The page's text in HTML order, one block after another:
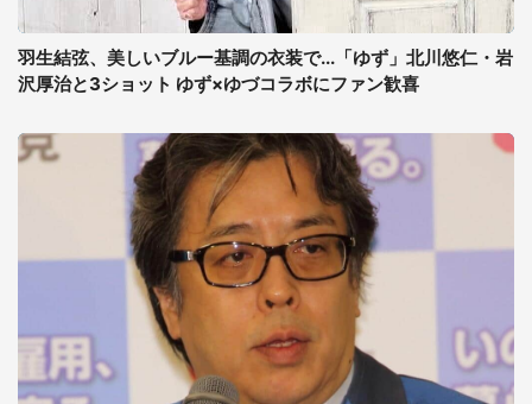
羽生結弦、美しいブルー基調の衣装で...「ゆず」北川悠仁・岩
沢厚治と3ショット ゆず×ゆづコラボにファン歓喜